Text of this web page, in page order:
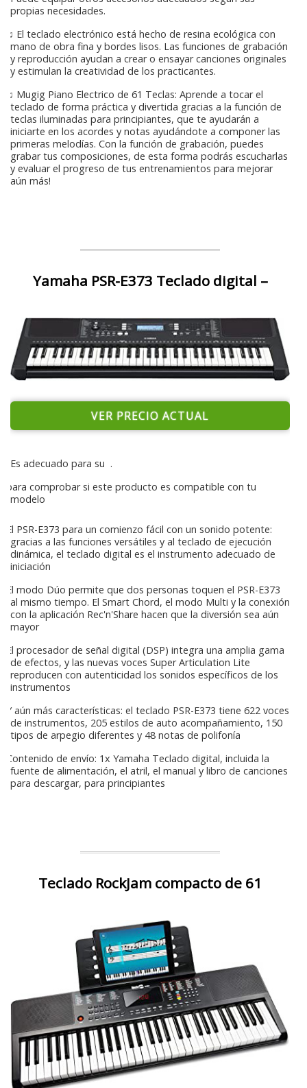
propias necesidades.
♫ El teclado electrónico está hecho de resina ecológica con
mano de obra fina y bordes lisos. Las funciones de grabación
y reproducción ayudan a crear o ensayar canciones originales
y estimulan la creatividad de los practicantes.
♫ Mugig Piano Electrico de 61 Teclas: Aprende a tocar el
teclado de forma práctica y divertida gracias a la función de
teclas iluminadas para principiantes, que te ayudarán a
iniciarte en los acordes y notas ayudándote a componer las
primeras melodías. Con la función de grabación, puedes
grabar tus composiciones, de esta forma podrás escucharlas
y evaluar el progreso de tus entrenamientos para mejorar
aún más!
Yamaha PSR-E373 Teclado digital –
VER PRECIO ACTUAL
Es adecuado para su .
para comprobar si este producto es compatible con tu
modelo
El PSR-E373 para un comienzo fácil con un sonido potente:
gracias a las funciones versátiles y al teclado de ejecución
dinámica, el teclado digital es el instrumento adecuado de
iniciación
El modo Dúo permite que dos personas toquen el PSR-E373
al mismo tiempo. El Smart Chord, el modo Multi y la conexión
con la aplicación Rec'n'Share hacen que la diversión sea aún
mayor
El procesador de señal digital (DSP) integra una amplia gama
de efectos, y las nuevas voces Super Articulation Lite
reproducen con autenticidad los sonidos específicos de los
instrumentos
Y aún más características: el teclado PSR-E373 tiene 622 voces
de instrumentos, 205 estilos de auto acompañamiento, 150
tipos de arpegio diferentes y 48 notas de polifonía
Contenido de envío: 1x Yamaha Teclado digital, incluida la
fuente de alimentación, el atril, el manual y libro de canciones
para descargar, para principiantes
Teclado RockJam compacto de 61